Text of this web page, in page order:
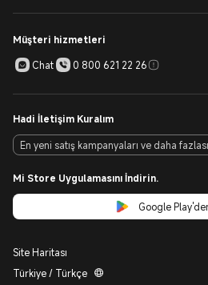
Müşteri hizmetleri
Chat
0 800 621 22 26
Hadi İletişim Kuralım
Mi Store Uygulamasını İndirin.
Google
Site Haritası
Türkiye / Türkçe